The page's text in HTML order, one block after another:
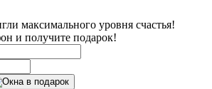
максимального уровня счастья!
и получите подарок!